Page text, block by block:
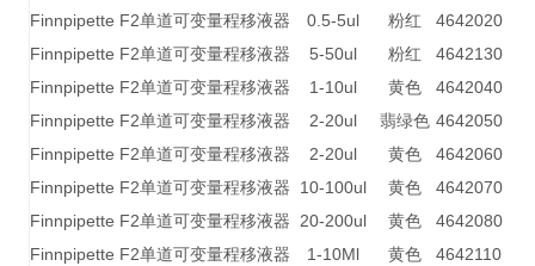
Finnpipette F2单道可变量程移液器
0.5-5ul 粉红
4642020
Finnpipette F2单道可变量程移液器
5-50ul 粉红
4642130
Finnpipette F2单道可变量程移液器
1-10ul 黄色
4642040
Finnpipette F2单道可变量程移液器
2-20ul 翡绿色 4642050
Finnpipette F2单道可变量程移液器
2-20ul 黄色
4642060
Finnpipette F2单道可变量程移液器
10-100ul 黄色
4642070
Finnpipette F2单道可变量程移液器 20-200ul 黄色
4642080
Finnpipette F2单道可变量程移液器
1-10Ml 黄色 4642110